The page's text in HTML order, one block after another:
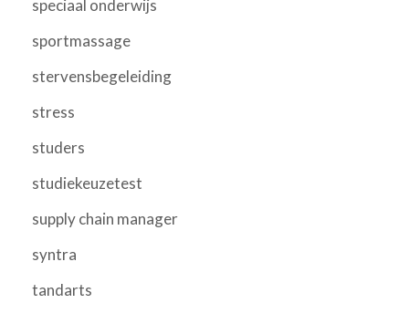
speciaal onderwijs
sportmassage
stervensbegeleiding
stress
studers
studiekeuzetest
supply chain manager
syntra
tandarts